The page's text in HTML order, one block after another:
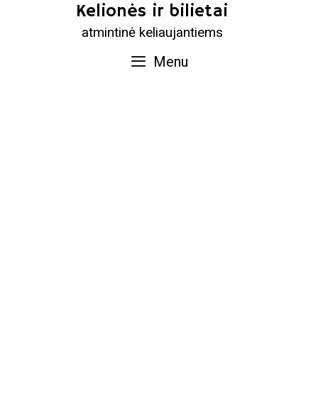
Kelionės ir bilietai
atmintinė keliaujantiems
Menu